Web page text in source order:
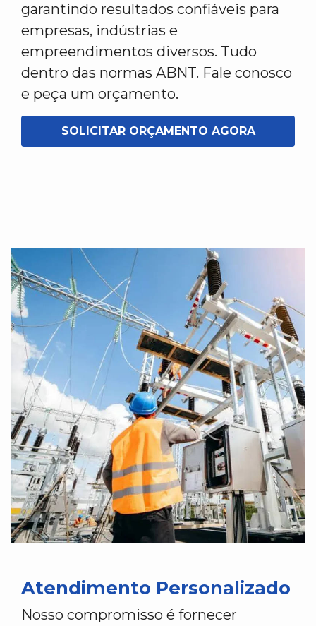
garantindo resultados confiáveis para
empresas, indústrias e
empreendimentos diversos. Tudo
dentro das normas ABNT. Fale conosco
e peça um orçamento.
SOLICITAR ORÇAMENTO AGORA
Atendimento Personalizado
Nosso compromisso é fornecer